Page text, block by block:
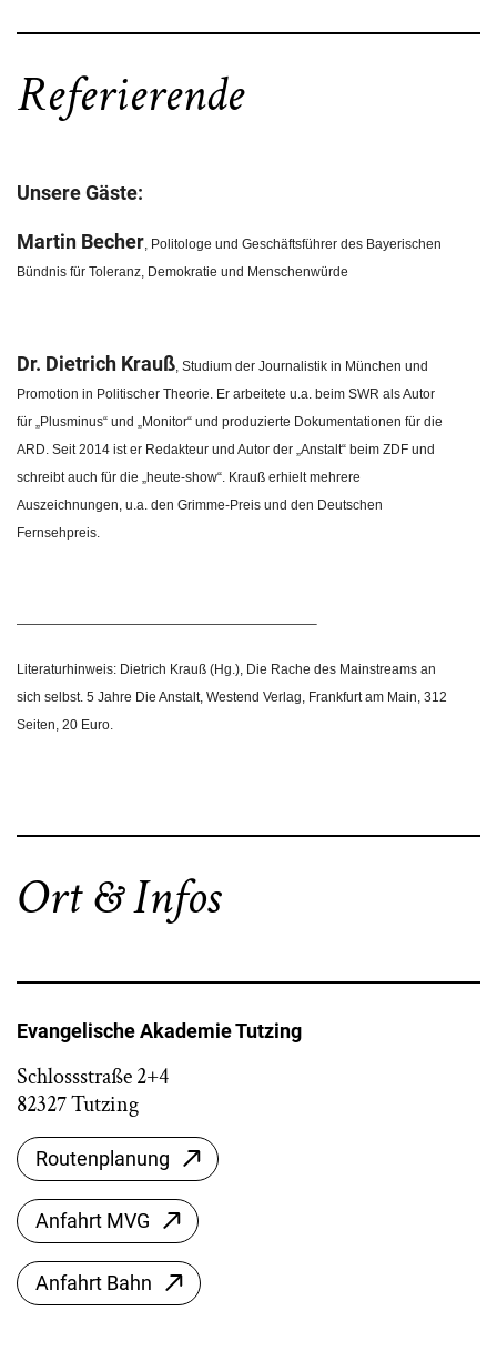
Referierende
Unsere Gäste:
Martin Becher , Politologe und Geschäftsführer des Bayerischen
Bündnis für Toleranz, Demokratie und Menschenwürde
Dr. Dietrich Krauß , Studium der Journalistik in München und
Promotion in Politischer Theorie. Er arbeitete u.a. beim SWR als Autor
für „Plusminus“ und „Monitor“ und produzierte Dokumentationen für die
ARD. Seit 2014 ist er Redakteur und Autor der „Anstalt“ beim ZDF und
schreibt auch für die „heute-show“. Krauß erhielt mehrere
Auszeichnungen, u.a. den Grimme-Preis und den Deutschen
Fernsehpreis.
——————————————————————–
Literaturhinweis: Dietrich Krauß (Hg.), Die Rache des Mainstreams an
sich selbst. 5 Jahre Die Anstalt, Westend Verlag, Frankfurt am Main, 312
Seiten, 20 Euro.
Ort & Infos
Evangelische Akademie Tutzing
Schlossstraße 2+4
82327 Tutzing
Routenplanung
Anfahrt MVG
Anfahrt Bahn